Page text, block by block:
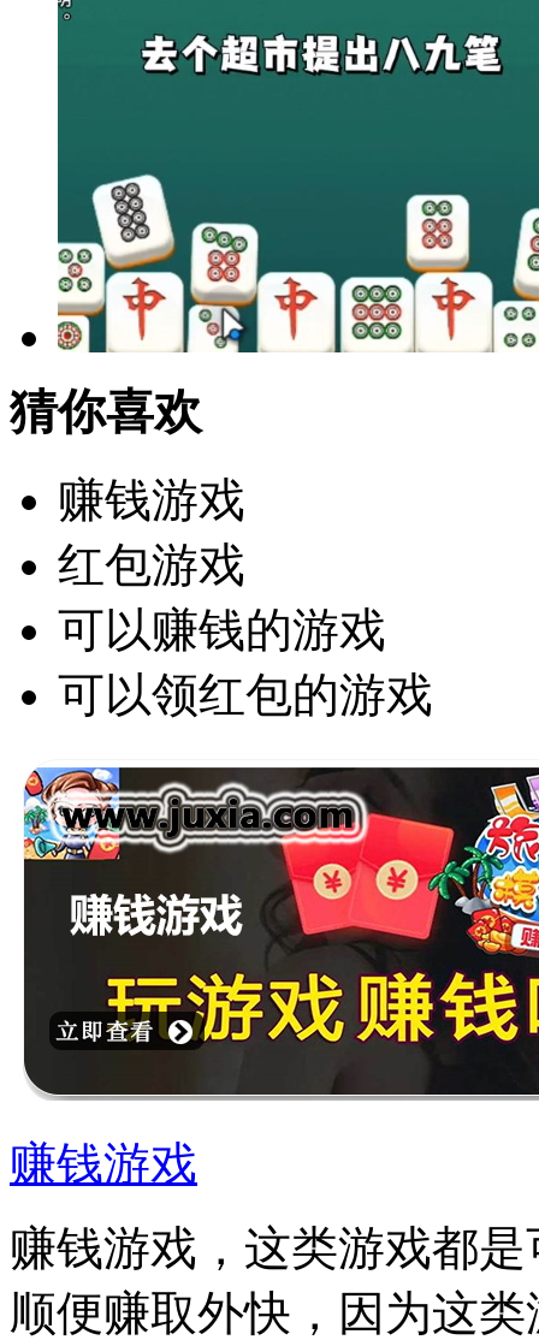
猜你喜欢
赚钱游戏
红包游戏
可以赚钱的游戏
可以领红包的游戏
赚钱游戏
赚钱游戏，这类游戏都
顺便赚取外快，因为这